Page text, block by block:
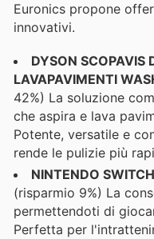
Euronics propone
innovativi.
DYSON SCOPAVIS
LAVAPAVIMENTI
42%) La soluzione
che aspira e lava
Potente, versatile e
rende le pulizie più
NINTENDO
(risparmio 9%) La
permettendoti di
Perfetta per